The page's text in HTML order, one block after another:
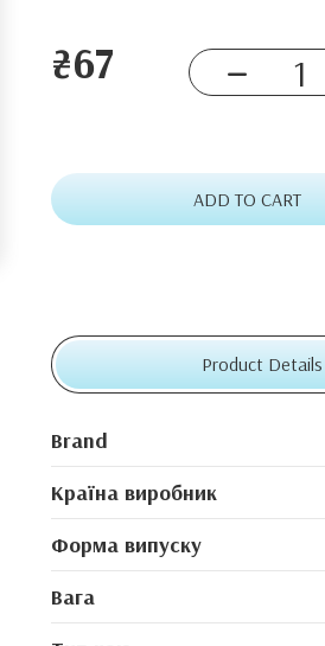
₴67
ADD TO CART
Product Details
Brand
Країна виробник
Форма випуску
Вага